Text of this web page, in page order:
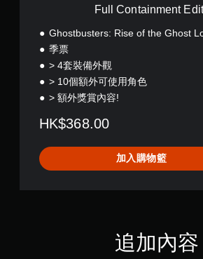
Full Containment
Ghostbusters: Rise of the Ghost
季票
> 4套裝備外觀
> 10個額外可使用角色
> 額外獎賞內容!
HK$368.00
加入購物籃
追加內容